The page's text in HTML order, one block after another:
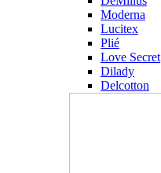
Moderna
Lucitex
Plié
Love Secret
Dilady
Delcotton